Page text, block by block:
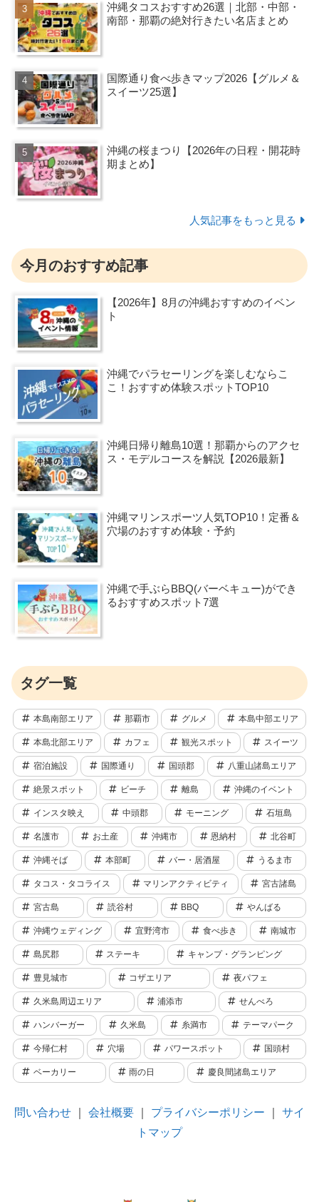
沖縄タコスおすすめ26選｜北部・中部・
南部・那覇の絶対行きたい名店まとめ
国際通り食べ歩きマップ2026【グルメ＆
スイーツ25選】
沖縄の桜まつり【2026年の日程・開花時
期まとめ】
人気記事をもっと見る
今月のおすすめ記事
【2026年】8月の沖縄おすすめのイベン
ト
沖縄でパラセーリングを楽しむならこ
こ！おすすめ体験スポットTOP10
沖縄日帰り離島10選！那覇からのアクセ
ス・モデルコースを解説【2026最新】
沖縄マリンスポーツ人気TOP10！定番＆
穴場のおすすめ体験・予約
沖縄で手ぶらBBQ(バーベキュー)ができ
るおすすめスポット7選
タグ一覧
本島南部エリア 那覇市 グルメ 本島中部エリア
本島北部エリア カフェ 観光スポット スイーツ
宿泊施設 国際通り 国頭郡 八重山諸島エリア
絶景スポット ビーチ 離島 沖縄のイベント
インスタ映え 中頭郡 モーニング 石垣島
名護市 お土産 沖縄市 恩納村 北谷町
沖縄そば 本部町 バー・居酒屋 うるま市
タコス・タコライス マリンアクティビティ 宮古諸島
宮古島 読谷村 BBQ やんばる
沖縄ウェディング 宜野湾市 食べ歩き 南城市
島尻郡 ステーキ キャンプ・グランピング
豊見城市 コザエリア 夜パフェ
久米島周辺エリア 浦添市 せんべろ
ハンバーガー 久米島 糸満市 テーマパーク
今帰仁村 穴場 パワースポット 国頭村
ベーカリー 雨の日 慶良間諸島エリア
問い合わせ 会社概要 プライバシーポリシー
サイ
トマップ